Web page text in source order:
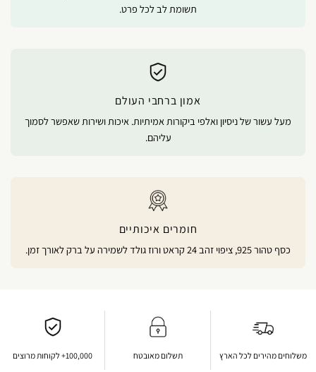
תשומת לב לכל פרט.
אמון ברחבי העולם
מעל עשור של ניסיון ואלפי ביקורות אמיתיות. איכות ושירות שאפשר לסמוך
עליהם.
חומרים איכותיים
כסף טהור 925, ציפוי זהב 24 קראט ורוז גולד לשמירה על ברק לאורך זמן.
משלוחים מהירים לכל הארץ תשלום מאובטח 100,000+ לקוחות מרוצים